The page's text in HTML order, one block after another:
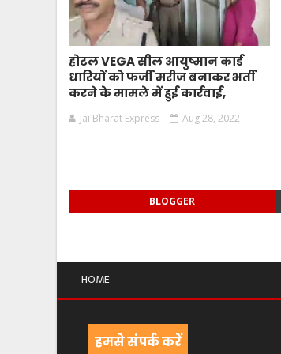
होटल VEGA सील आयुष्मान कार्ड
धारियों को फर्जी मरीज बनाकर भर्ती
करने के मामले में हुई कार्रवाई,
Jai Bharat Express Aug 28, 2022
BLOGGER
HOME
हमसे संपर्क करें